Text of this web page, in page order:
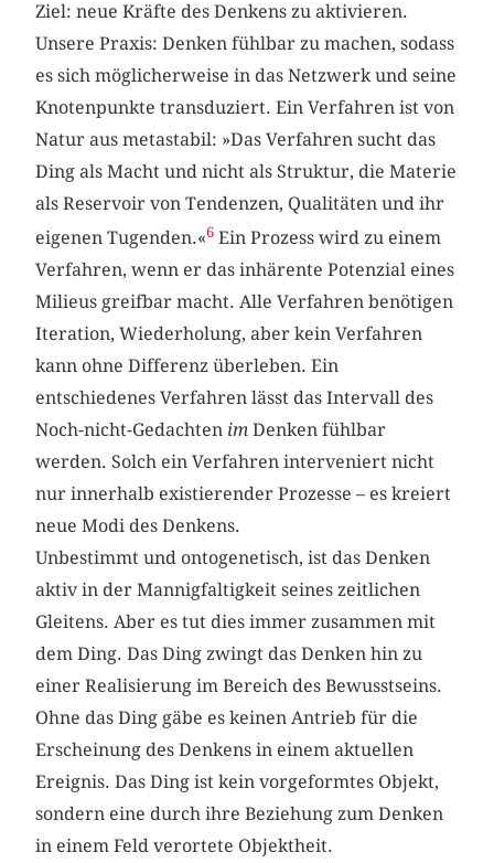
Ziel: neue Kräfte des Denkens zu aktivieren.
Unsere Praxis: Denken fühlbar zu machen, sodass
es sich möglicherweise in das Netzwerk und seine
Knotenpunkte transduziert. Ein Verfahren ist von
Natur aus metastabil: »Das Verfahren sucht das
Ding als Macht und nicht als Struktur, die Materie
als Reservoir von Tendenzen, Qualitäten und ihr
eigenen Tugenden.«6 Ein Prozess wird zu einem
Verfahren, wenn er das inhärente Potenzial eines
Milieus greifbar macht. Alle Verfahren benötigen
Iteration, Wiederholung, aber kein Verfahren
kann ohne Differenz überleben. Ein
entschiedenes Verfahren lässt das Intervall des
Noch-nicht-Gedachten im Denken fühlbar
werden. Solch ein Verfahren interveniert nicht
nur innerhalb existierender Prozesse – es kreiert
neue Modi des Denkens.
Unbestimmt und ontogenetisch, ist das Denken
aktiv in der Mannigfaltigkeit seines zeitlichen
Gleitens. Aber es tut dies immer zusammen mit
dem Ding. Das Ding zwingt das Denken hin zu
einer Realisierung im Bereich des Bewusstseins.
Ohne das Ding gäbe es keinen Antrieb für die
Erscheinung des Denkens in einem aktuellen
Ereignis. Das Ding ist kein vorgeformtes Objekt,
sondern eine durch ihre Beziehung zum Denken
in einem Feld verortete Objektheit.